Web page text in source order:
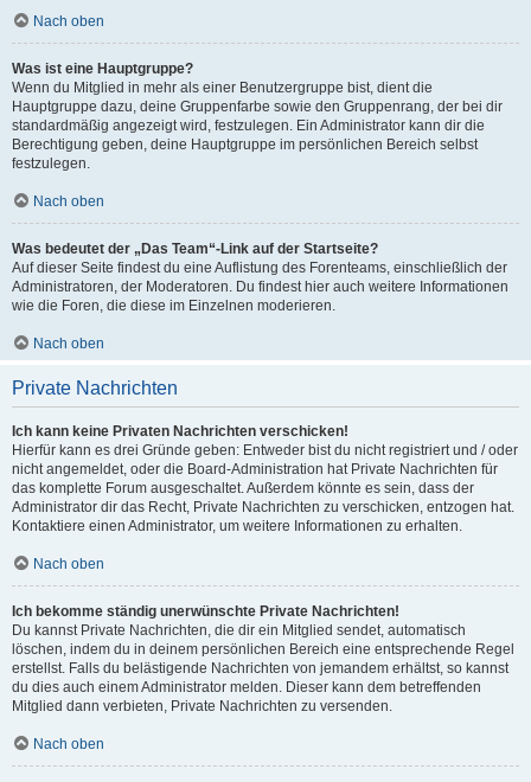
Nach oben
Was ist eine Hauptgruppe?
Wenn du Mitglied in mehr als einer Benutzergruppe bist, dient die
Hauptgruppe dazu, deine Gruppenfarbe sowie den Gruppenrang, der bei dir
standardmäßig angezeigt wird, festzulegen. Ein Administrator kann dir die
Berechtigung geben, deine Hauptgruppe im persönlichen Bereich selbst
festzulegen.
Nach oben
Was bedeutet der „Das Team“-Link auf der Startseite?
Auf dieser Seite findest du eine Auflistung des Forenteams, einschließlich der
Administratoren, der Moderatoren. Du findest hier auch weitere Informationen
wie die Foren, die diese im Einzelnen moderieren.
Nach oben
Private Nachrichten
Ich kann keine Privaten Nachrichten verschicken!
Hierfür kann es drei Gründe geben: Entweder bist du nicht registriert und / oder
nicht angemeldet, oder die Board-Administration hat Private Nachrichten für
das komplette Forum ausgeschaltet. Außerdem könnte es sein, dass der
Administrator dir das Recht, Private Nachrichten zu verschicken, entzogen hat.
Kontaktiere einen Administrator, um weitere Informationen zu erhalten.
Nach oben
Ich bekomme ständig unerwünschte Private Nachrichten!
Du kannst Private Nachrichten, die dir ein Mitglied sendet, automatisch
löschen, indem du in deinem persönlichen Bereich eine entsprechende Regel
erstellst. Falls du belästigende Nachrichten von jemandem erhältst, so kannst
du dies auch einem Administrator melden. Dieser kann dem betreffenden
Mitglied dann verbieten, Private Nachrichten zu versenden.
Nach oben